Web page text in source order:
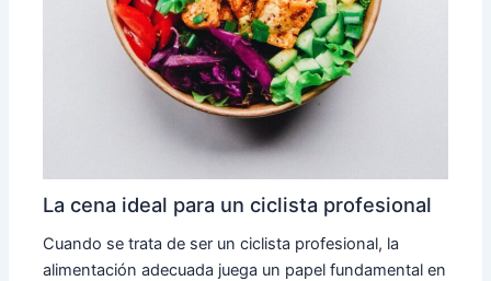
La cena ideal para un ciclista profesional
Cuando se trata de ser un ciclista profesional, la
alimentación adecuada juega un papel fundamental en